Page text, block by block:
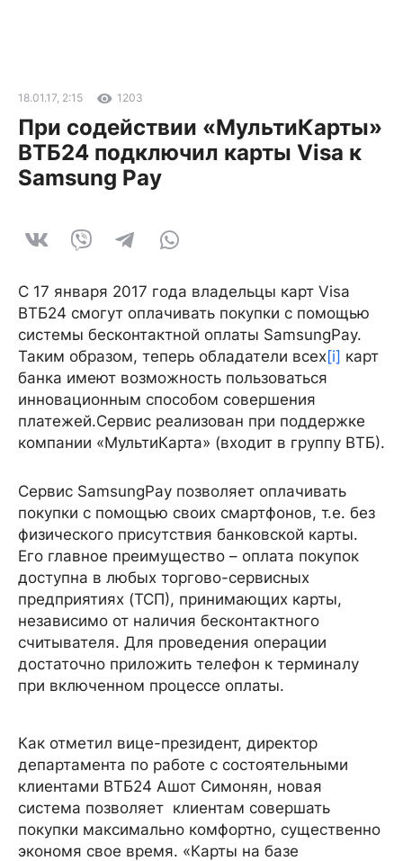
18.01.17, 2:15 1203
При содействии «МультиКарты»
ВТБ24 подключил карты Visa к
Samsung Pay
С 17 января 2017 года владельцы карт Visa
ВТБ24 смогут оплачивать покупки c помощью
системы бесконтактной оплаты SamsungPay.
Таким образом, теперь обладатели всех[i] карт
банка имеют возможность пользоваться
инновационным способом совершения
платежей.Сервис реализован при поддержке
компании «МультиКарта» (входит в группу ВТБ).
Сервис SamsungPay позволяет оплачивать
покупки с помощью своих смартфонов, т.е. без
физического присутствия банковской карты.
Его главное преимущество – оплата покупок
доступна в любых торгово-сервисных
предприятиях (ТСП), принимающих карты,
независимо от наличия бесконтактного
считывателя. Для проведения операции
достаточно приложить телефон к терминалу
при включенном процессе оплаты.
Как отметил вице-президент, директор
департамента по работе с состоятельными
клиентами ВТБ24 Ашот Симонян, новая
система позволяет клиентам совершать
покупки максимально комфортно, существенно
экономя свое время. «Карты на базе